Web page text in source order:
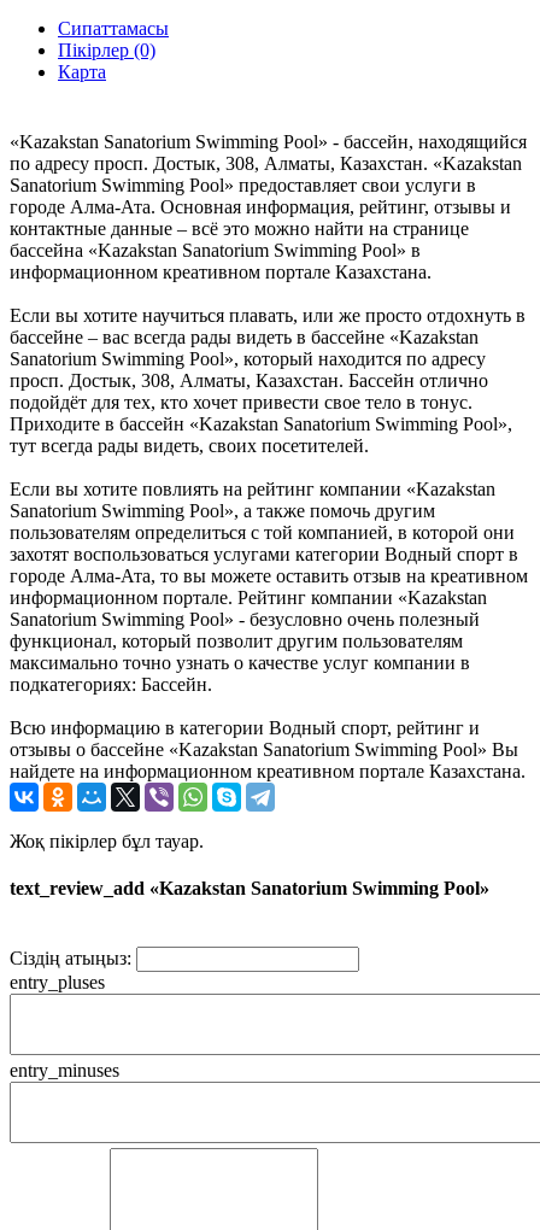
Сипаттамасы
Пікірлер (0)
Карта
«Kazakstan Sanatorium Swimming Pool» - бассейн, находящийся
по адресу просп. Достык, 308, Алматы, Казахстан. «Kazakstan
Sanatorium Swimming Pool» предоставляет свои услуги в
городе Алма-Ата. Основная информация, рейтинг, отзывы и
контактные данные – всё это можно найти на странице
бассейна «Kazakstan Sanatorium Swimming Pool» в
информационном креативном портале Казахстана.
Если вы хотите научиться плавать, или же просто отдохнуть в
бассейне – вас всегда рады видеть в бассейне «Kazakstan
Sanatorium Swimming Pool», который находится по адресу
просп. Достык, 308, Алматы, Казахстан. Бассейн отлично
подойдёт для тех, кто хочет привести свое тело в тонус.
Приходите в бассейн «Kazakstan Sanatorium Swimming Pool»,
тут всегда рады видеть, своих посетителей.
Если вы хотите повлиять на рейтинг компании «Kazakstan
Sanatorium Swimming Pool», а также помочь другим
пользователям определиться с той компанией, в которой они
захотят воспользоваться услугами категории Водный спорт в
городе Алма-Ата, то вы можете оставить отзыв на креативном
информационном портале. Рейтинг компании «Kazakstan
Sanatorium Swimming Pool» - безусловно очень полезный
функционал, который позволит другим пользователям
максимально точно узнать о качестве услуг компании в
подкатегориях: Бассейн.
Всю информацию в категории Водный спорт, рейтинг и
отзывы о бассейне «Kazakstan Sanatorium Swimming Pool» Вы
найдете на информационном креативном портале Казахстана.
Жоқ пікірлер бұл тауар.
text_review_add «Kazakstan Sanatorium Swimming Pool»
Сіздің атыңыз:
entry_pluses
entry_minuses